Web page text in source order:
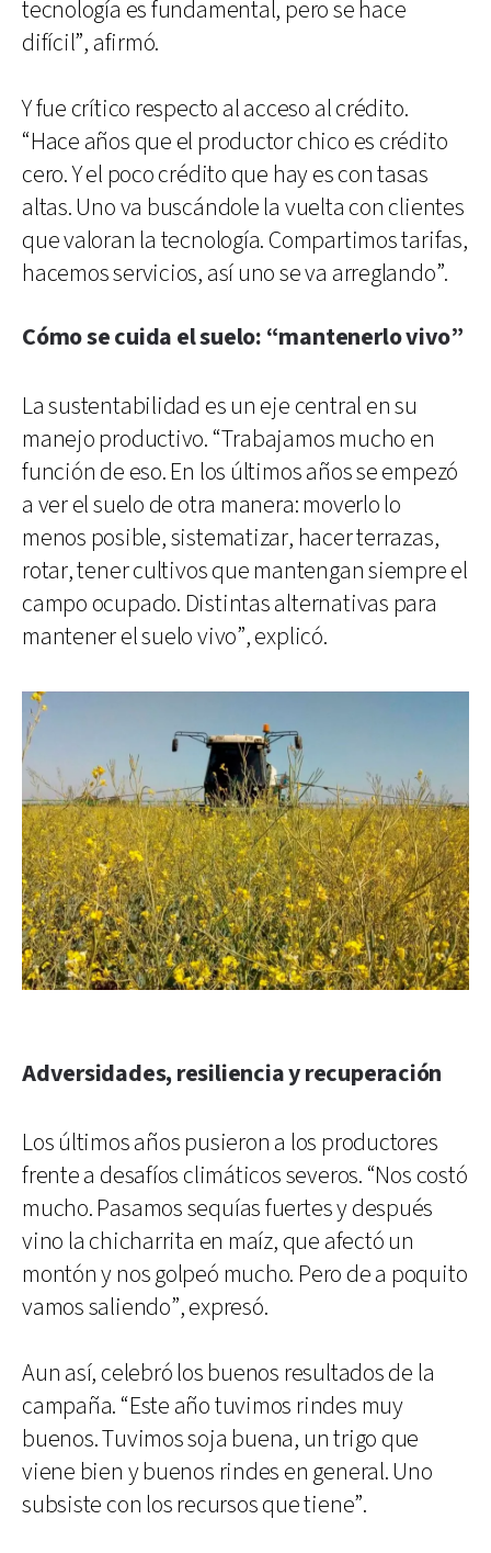
tecnología es fundamental, pero se hace
difícil”, afirmó.
Y fue crítico respecto al acceso al crédito.
“Hace años que el productor chico es crédito
cero. Y el poco crédito que hay es con tasas
altas. Uno va buscándole la vuelta con clientes
que valoran la tecnología. Compartimos tarifas,
hacemos servicios, así uno se va arreglando”.
Cómo se cuida el suelo: “mantenerlo vivo”
La sustentabilidad es un eje central en su
manejo productivo. “Trabajamos mucho en
función de eso. En los últimos años se empezó
a ver el suelo de otra manera: moverlo lo
menos posible, sistematizar, hacer terrazas,
rotar, tener cultivos que mantengan siempre el
campo ocupado. Distintas alternativas para
mantener el suelo vivo”, explicó.
Adversidades, resiliencia y recuperación
Los últimos años pusieron a los productores
frente a desafíos climáticos severos. “Nos costó
mucho. Pasamos sequías fuertes y después
vino la chicharrita en maíz, que afectó un
montón y nos golpeó mucho. Pero de a poquito
vamos saliendo”, expresó.
Aun así, celebró los buenos resultados de la
campaña. “Este año tuvimos rindes muy
buenos. Tuvimos soja buena, un trigo que
viene bien y buenos rindes en general. Uno
subsiste con los recursos que tiene”.